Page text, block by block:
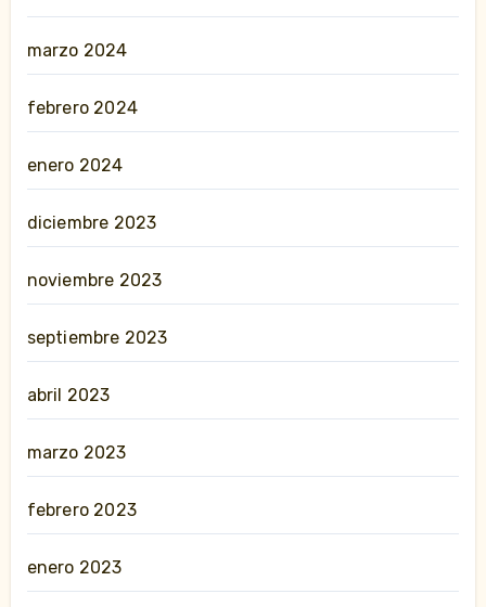
marzo 2024
febrero 2024
enero 2024
diciembre 2023
noviembre 2023
septiembre 2023
abril 2023
marzo 2023
febrero 2023
enero 2023